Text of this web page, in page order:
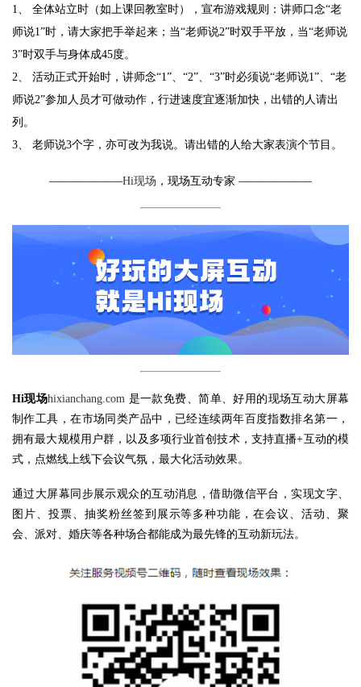
1、 全体站立时（如上课回教室时），宣布游戏规则：讲师口念“老
师说1”时，请大家把手举起来；当“老师说2”时双手平放，当“老师说
3”时双手与身体成45度。
2、 活动正式开始时，讲师念“1”、“2”、“3”时必须说“老师说1”、“老
师说2”参加人员才可做动作，行进速度宜逐渐加快，出错的人请出
列。
3、 老师说3个字，亦可改为我说。请出错的人给大家表演个节目。
——————–Hi现场 ，现场互动专家 ——————–
Hi现场hixianchang.com 是一款免费、简单、好用的现场互动大屏幕
制作工具，在市场同类产品中，已经连续两年百度指数排名第一，
拥有最大规模用户群，以及多项行业首创技术，支持直播+互动的模
式，点燃线上线下会议气氛，最大化活动效果。
通过大屏幕同步展示观众的互动消息，借助微信平台，实现文字、
图片、投票、抽奖粉丝签到展示等多种功能，在会议、活动、聚
会、派对、婚庆等各种场合都能成为最先锋的互动新玩法。